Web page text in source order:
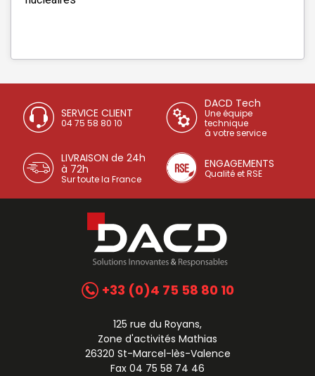
SERVICE CLIENT
04 75 58 80 10
DACD Tech
Une équipe
technique
à votre service
LIVRAISON de 24h
à 72h
Sur toute la France
ENGAGEMENTS
Qualité et RSE
+33 (0)4 75 58 80 10
125 rue du Royans,
Zone d'activités Mathias
26320 St-Marcel-lès-Valence
Fax 04 75 58 74 46